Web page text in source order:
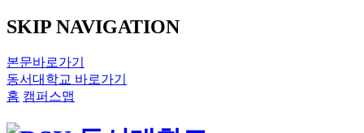
SKIP NAVIGATION
본문바로가기
동서대학교 바로가기
홈 캠퍼스맵